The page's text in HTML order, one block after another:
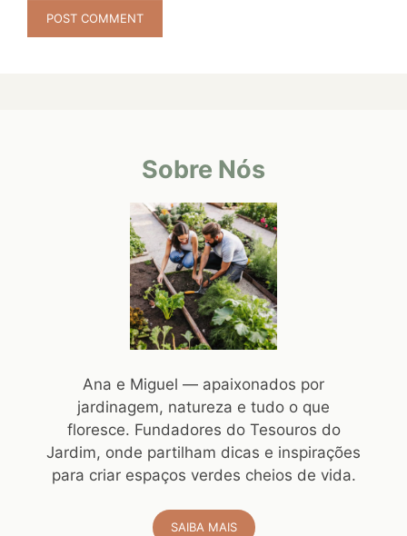
Sobre Nós
Ana e Miguel — apaixonados por
jardinagem, natureza e tudo o que
floresce. Fundadores do Tesouros do
Jardim, onde partilham dicas e inspirações
para criar espaços verdes cheios de vida.
SAIBA MAIS